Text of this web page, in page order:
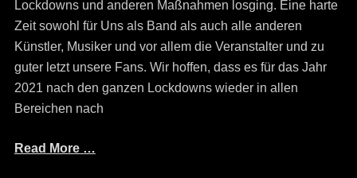
Lockdowns und anderen Maßnahmen losging. Eine harte
Zeit sowohl für Uns als Band als auch alle anderen
Künstler, Musiker und vor allem die Veranstalter und zu
guter letzt unsere Fans. Wir hoffen, dass es für das Jahr
2021 nach den ganzen Lockdowns wieder in allen
Bereichen nach
Read More …